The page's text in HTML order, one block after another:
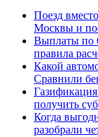
Поезд
Москвы и
Выплаты по
правила
Какой
Сравнили
получить
Когда
разобрали